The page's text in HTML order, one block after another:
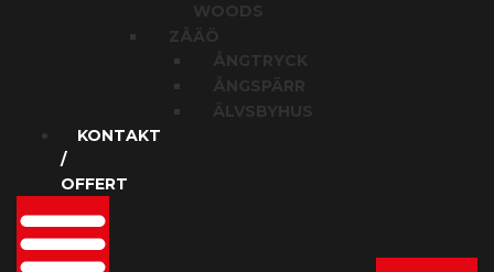
WOODS
ZÅÄÖ
ÅNGTRYCK
ÅNGSPÄRR
ÄLVSBYHUS
KONTAKT
/
OFFERT